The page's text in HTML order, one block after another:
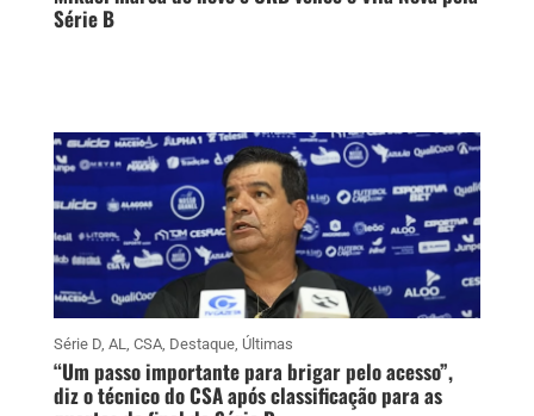
Série B
Série D, AL, CSA, Destaque, Últimas
“Um passo importante para brigar pelo acesso”,
diz o técnico do CSA após classificação para as